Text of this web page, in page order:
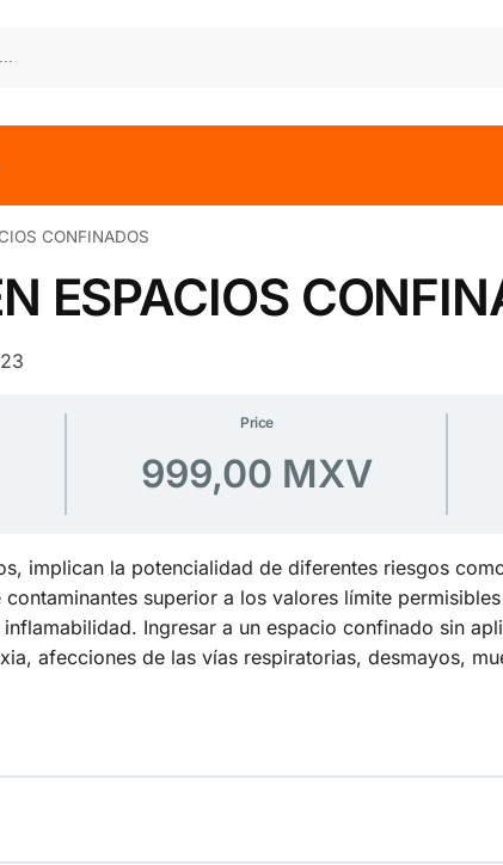
CONFINADOS
ESPACIOS
Price
999,00 MXV
implican la potencialidad de diferentes riesgos
superior a los valores límite
Ingresar a un espacio confinado sin
afecciones de las vías respiratorias, desmayos,